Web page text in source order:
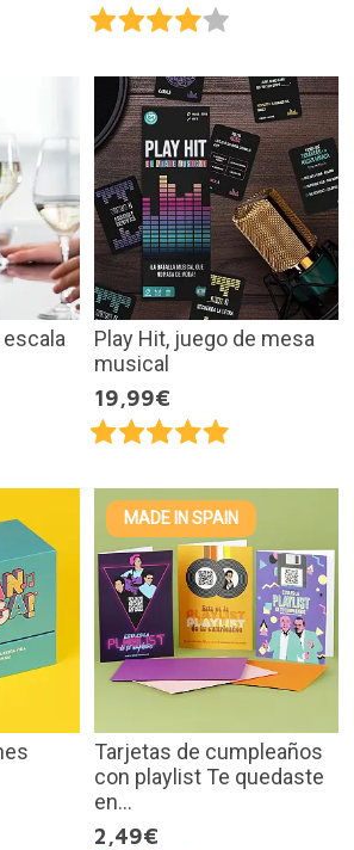
Play Hit, juego de mesa
musical
19,99€
MADE IN SPAIN
Tarjetas de cumpleaños
con playlist Te quedaste
en...
2,49€